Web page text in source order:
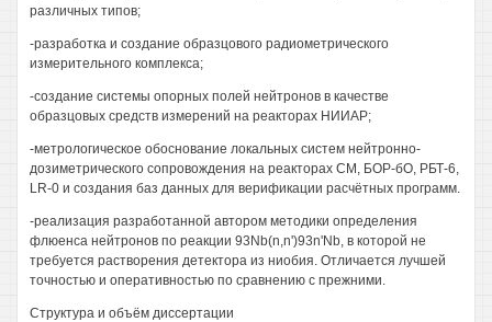
различных типов;
-разработка и создание образцового радиометрического
измерительного комплекса;
-создание системы опорных полей нейтронов в качестве
образцовых средств измерений на реакторах НИИАР;
-метрологическое обоснование локальных систем нейтронно-
дозиметрического сопровождения на реакторах СМ, БОР-бО, РБТ-6,
LR-0 и создания баз данных для верификации расчётных программ.
-реализация разработанной автором методики определения
флюенса нейтронов по реакции 93Nb(n,n')93n'Nb, в которой не
требуется растворения детектора из ниобия. Отличается лучшей
точностью и оперативностью по сравнению с прежними.
Структура и объём диссертации